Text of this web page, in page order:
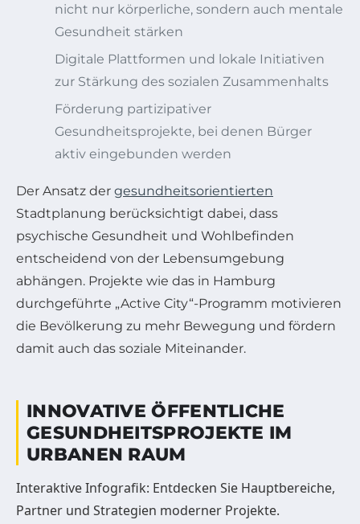
nicht nur körperliche, sondern auch mentale
Gesundheit stärken
Digitale Plattformen und lokale Initiativen
zur Stärkung des sozialen Zusammenhalts
Förderung partizipativer
Gesundheitsprojekte, bei denen Bürger
aktiv eingebunden werden
Der Ansatz der gesundheitsorientierten
Stadtplanung berücksichtigt dabei, dass
psychische Gesundheit und Wohlbefinden
entscheidend von der Lebensumgebung
abhängen. Projekte wie das in Hamburg
durchgeführte „Active City“-Programm motivieren
die Bevölkerung zu mehr Bewegung und fördern
damit auch das soziale Miteinander.
INNOVATIVE ÖFFENTLICHE
GESUNDHEITSPROJEKTE IM
URBANEN RAUM
Interaktive Infografik: Entdecken Sie Hauptbereiche,
Partner und Strategien moderner Projekte.